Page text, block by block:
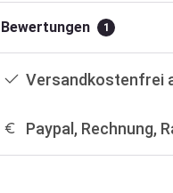
Bewertungen 1
Versandkostenfrei
Paypal, Rechnung,